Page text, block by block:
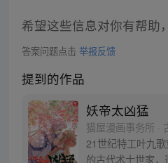
希望这些信息对你有帮助
答案问题点击 举报反馈
提到的作品
妖帝太凶猛
猫屋漫画事务所 ·
21世纪特工叶九
的古代术士世家